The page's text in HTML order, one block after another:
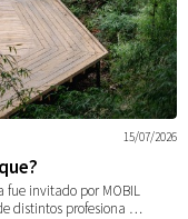
15/07/2026
fue invitado por MOBIL
distintos profesiona …